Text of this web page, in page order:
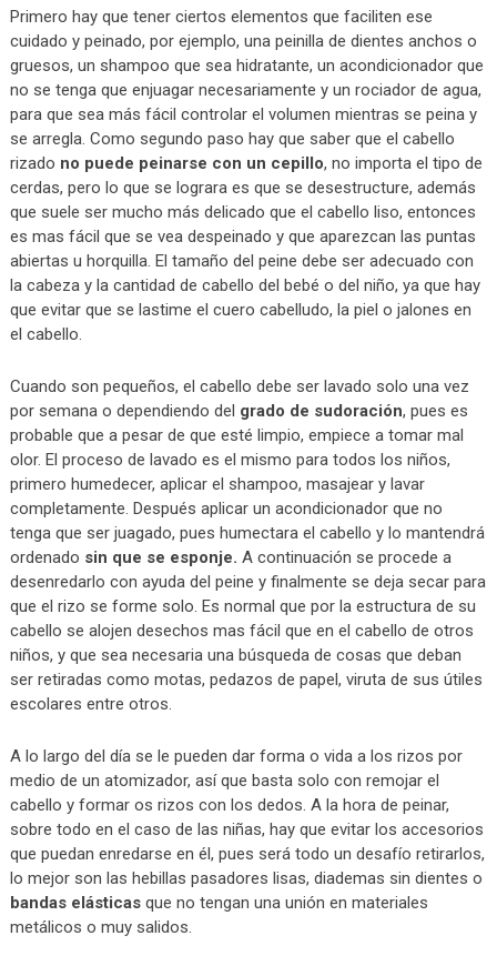
Primero hay que tener ciertos elementos que faciliten ese
cuidado y peinado, por ejemplo, una peinilla de dientes anchos o
gruesos, un shampoo que sea hidratante, un acondicionador que
no se tenga que enjuagar necesariamente y un rociador de agua,
para que sea más fácil controlar el volumen mientras se peina y
se arregla. Como segundo paso hay que saber que el cabello
rizado no puede peinarse con un cepillo, no importa el tipo de
cerdas, pero lo que se lograra es que se desestructure, además
que suele ser mucho más delicado que el cabello liso, entonces
es mas fácil que se vea despeinado y que aparezcan las puntas
abiertas u horquilla. El tamaño del peine debe ser adecuado con
la cabeza y la cantidad de cabello del bebé o del niño, ya que hay
que evitar que se lastime el cuero cabelludo, la piel o jalones en
el cabello.
Cuando son pequeños, el cabello debe ser lavado solo una vez
por semana o dependiendo del grado de sudoración, pues es
probable que a pesar de que esté limpio, empiece a tomar mal
olor. El proceso de lavado es el mismo para todos los niños,
primero humedecer, aplicar el shampoo, masajear y lavar
completamente. Después aplicar un acondicionador que no
tenga que ser juagado, pues humectara el cabello y lo mantendrá
ordenado sin que se esponje. A continuación se procede a
desenredarlo con ayuda del peine y finalmente se deja secar para
que el rizo se forme solo. Es normal que por la estructura de su
cabello se alojen desechos mas fácil que en el cabello de otros
niños, y que sea necesaria una búsqueda de cosas que deban
ser retiradas como motas, pedazos de papel, viruta de sus útiles
escolares entre otros.
A lo largo del día se le pueden dar forma o vida a los rizos por
medio de un atomizador, así que basta solo con remojar el
cabello y formar os rizos con los dedos. A la hora de peinar,
sobre todo en el caso de las niñas, hay que evitar los accesorios
que puedan enredarse en él, pues será todo un desafío retirarlos,
lo mejor son las hebillas pasadores lisas, diademas sin dientes o
bandas elásticasque no tengan una unión en materiales
metálicos o muy salidos.